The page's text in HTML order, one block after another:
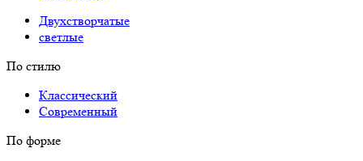
Двухстворчатые
светлые
По стилю
Классический
Современный
По форме